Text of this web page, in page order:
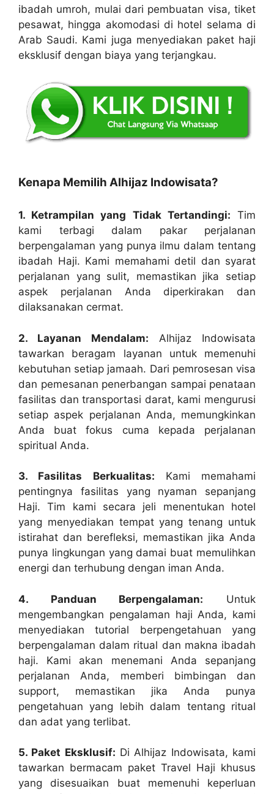
ibadah umroh, mulai dari pembuatan visa, tiket
pesawat, hingga akomodasi di hotel selama di
Arab Saudi. Kami juga menyediakan paket haji
eksklusif dengan biaya yang terjangkau.
Kenapa Memilih Alhijaz Indowisata?
1. Ketrampilan yang Tidak Tertandingi: Tim
kami terbagi dalam pakar perjalanan
berpengalaman yang punya ilmu dalam tentang
ibadah Haji. Kami memahami detil dan syarat
perjalanan yang sulit, memastikan jika setiap
aspek perjalanan Anda diperkirakan dan
dilaksanakan cermat.
2. Layanan Mendalam: Alhijaz Indowisata
tawarkan beragam layanan untuk memenuhi
kebutuhan setiap jamaah. Dari pemrosesan visa
dan pemesanan penerbangan sampai penataan
fasilitas dan transportasi darat, kami mengurusi
setiap aspek perjalanan Anda, memungkinkan
Anda buat fokus cuma kepada perjalanan
spiritual Anda.
3. Fasilitas Berkualitas: Kami memahami
pentingnya fasilitas yang nyaman sepanjang
Haji. Tim kami secara jeli menentukan hotel
yang menyediakan tempat yang tenang untuk
istirahat dan berefleksi, memastikan jika Anda
punya lingkungan yang damai buat memulihkan
energi dan terhubung dengan iman Anda.
4. Panduan Berpengalaman: Untuk
mengembangkan pengalaman haji Anda, kami
menyediakan tutorial berpengetahuan yang
berpengalaman dalam ritual dan makna ibadah
haji. Kami akan menemani Anda sepanjang
perjalanan Anda, memberi bimbingan dan
support, memastikan jika Anda punya
pengetahuan yang lebih dalam tentang ritual
dan adat yang terlibat.
5. Paket Eksklusif: Di Alhijaz Indowisata, kami
tawarkan bermacam paket Travel Haji khusus
yang disesuaikan buat memenuhi keperluan